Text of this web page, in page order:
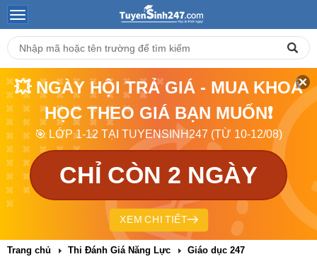
💥 NGÀY HỘI TRẢ GIÁ - MUA KHOÁ
HỌC THEO GIÁ BẠN MUỐN❗
🎯 LỚP 1-12 TẠI TUYENSINH247 (TỪ 10-12/08)
CHỈ CÒN 2 NGÀY
XEM CHI TIẾT
Trang chủ Thi Đánh Giá Năng Lực Giáo dục 247